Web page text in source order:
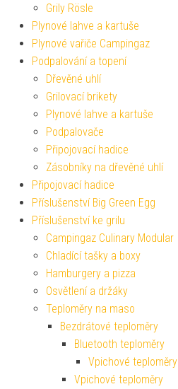
Grily Rösle
Plynové lahve a kartuše
Plynové vařiče Campingaz
Podpalování a topení
Dřevěné uhlí
Grilovací brikety
Plynové lahve a kartuše
Podpalovače
Připojovací hadice
Zásobníky na dřevěné uhlí
Připojovací hadice
Příslušenství Big Green Egg
Příslušenství ke grilu
Campingaz Culinary Modular
Chladící tašky a boxy
Hamburgery a pizza
Osvětlení a držáky
Teploměry na maso
Bezdrátové teploměry
Bluetooth teploměry
Vpichové teploměry
Vpichové teploměry